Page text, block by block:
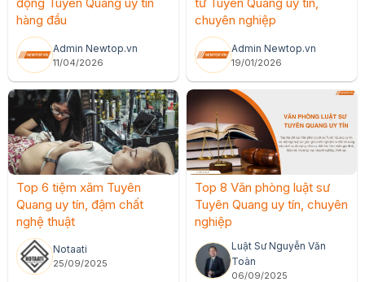
động Tuyên Quang uy tín
hàng đầu
Admin Newtop.vn
11/04/2026
tử Tuyên Quang uy tín,
chuyên nghiệp
Admin Newtop.vn
19/01/2026
Top 6 tiệm xăm Tuyên
Quang uy tín, đậm chất
nghệ thuật
Notaati
25/09/2025
Top 8 Văn phòng luật sư
Tuyên Quang uy tín, chuyên
nghiệp
Luật Sư Nguyễn Văn
Toàn
06/09/2025